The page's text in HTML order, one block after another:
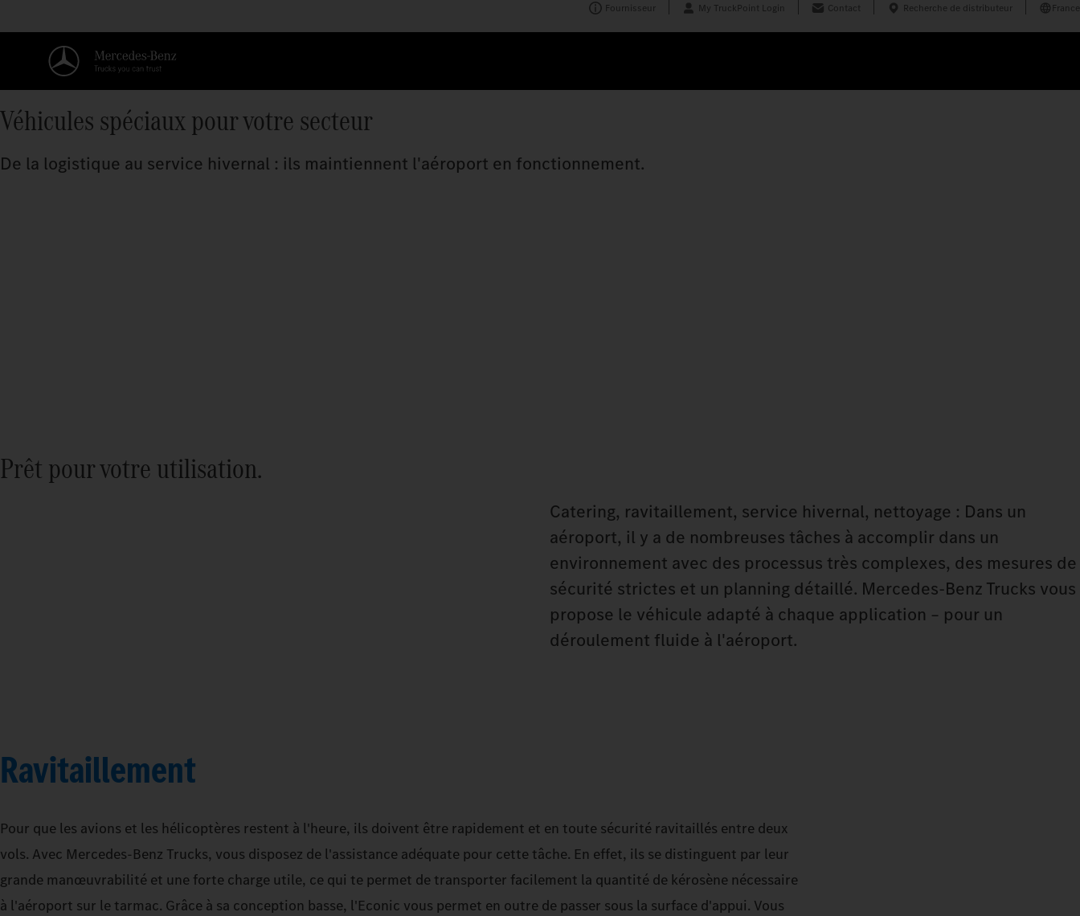
Fournisseur My TruckPoint Login Contact Recherche de distributeur France
Véhicules spéciaux pour votre secteur
De la logistique au service hivernal : ils maintiennent l'aéroport en fonctionnement.
Prêt pour votre utilisation.
Catering, ravitaillement, service hivernal, nettoyage : Dans un
aéroport, il y a de nombreuses tâches à accomplir dans un
environnement avec des processus très complexes, des mesures de
sécurité strictes et un planning détaillé. Mercedes‑Benz Trucks vous
propose le véhicule adapté à chaque application – pour un
déroulement fluide à l'aéroport.
Ravitaillement
Pour que les avions et les hélicoptères restent à l'heure, ils doivent être rapidement et en toute sécurité ravitaillés entre deux
vols. Avec Mercedes‑Benz Trucks, vous disposez de l'assistance adéquate pour cette tâche. En effet, ils se distinguent par leur
grande manœuvrabilité et une forte charge utile, ce qui te permet de transporter facilement la quantité de kérosène nécessaire
à l'aéroport sur le tarmac. Grâce à sa conception basse, l'Econic vous permet en outre de passer sous la surface d'appui. Vous